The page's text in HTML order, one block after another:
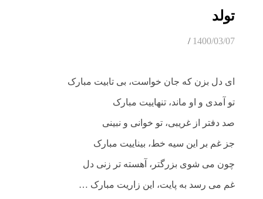
تولد
1400/03/07
/
ای دل بزن که جان خواست، بی تابیت مبارک
تو آمدی و او ماند، تنهاییت مبارک
صد دفتر از غریبی، تو خوانی و نبینی
جز غم بر این سیه خط، بیناییت مبارک
چون می شوی بزرگتر، آهسته تر زنی دل
غم می رسد به پایت، این زاریت مبارک …